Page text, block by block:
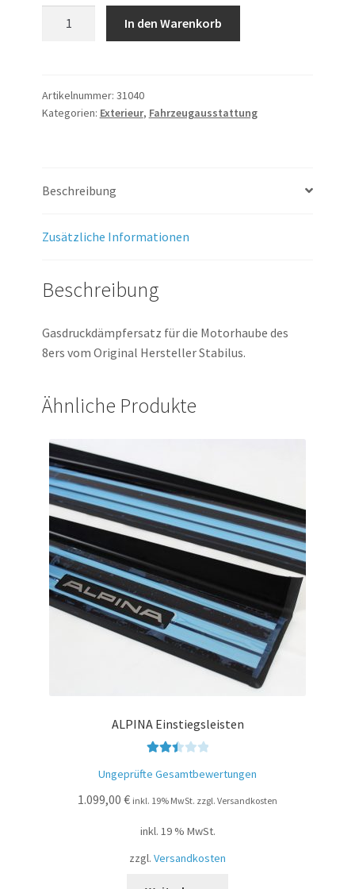
In den Warenkorb
Artikelnummer: 31040
Kategorien: Exterieur, Fahrzeugausstattung
Beschreibung
Zusätzliche Informationen
Beschreibung
Gasdruckdämpfersatz für die Motorhaube des
8ers vom Original Hersteller Stabilus.
Ähnliche Produkte
ALPINA Einstiegsleisten
tet mit
2.51
Ungeprüfte Gesamtbewertungen
1.099,00 € inkl. 19% MwSt. zzgl. Versandkosten
inkl. 19 % MwSt.
zzgl. Versandkosten